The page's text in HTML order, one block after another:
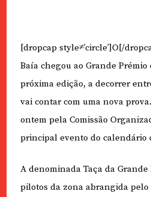
[dropcap style≠’circle’]O[/
Baía chegou ao Grande Prémio
próxima edição, a decorrer
vai contar com uma nova
ontem pela Comissão
principal evento do calendário
A denominada Taça da Grande
pilotos da zona abrangida